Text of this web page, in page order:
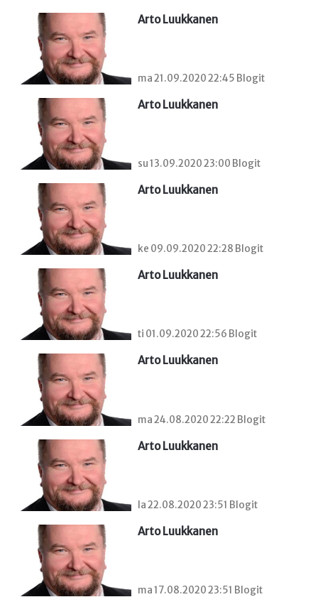
Arto Luukkanen
ma 21.09.2020 22:45 Blogit
Arto Luukkanen
su 13.09.2020 23:00 Blogit
Arto Luukkanen
ke 09.09.2020 22:28 Blogit
Arto Luukkanen
ti 01.09.2020 22:56 Blogit
Arto Luukkanen
ma 24.08.2020 22:22 Blogit
Arto Luukkanen
la 22.08.2020 23:51 Blogit
Arto Luukkanen
ma 17.08.2020 23:51 Blogit